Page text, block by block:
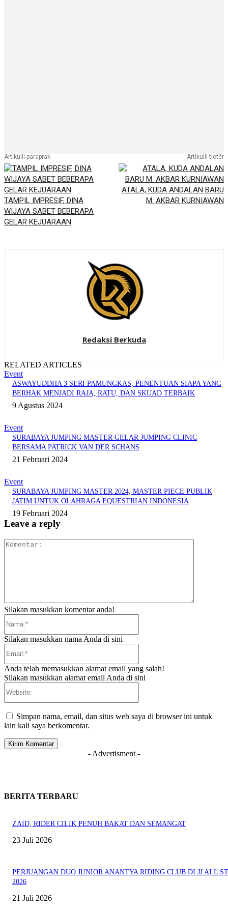
Artikulli paraprak
TAMPIL IMPRESIF, DINA
WIJAYA SABET BEBERAPA
GELAR KEJUARAAN
Artikulli tjetër
ATALA, KUDA ANDALAN BARU
M. AKBAR KURNIAWAN
Redaksi Berkuda
RELATED ARTICLES
Event
ASWAYUDDHA 3 SERI PAMUNGKAS, PENENTUAN SIAPA YANG
BERHAK MENJADI RAJA, RATU, DAN SKUAD TERBAIK
9 Agustus 2024
Event
SURABAYA JUMPING MASTER GELAR JUMPING CLINIC
BERSAMA PATRICK VAN DER SCHANS
21 Februari 2024
Event
SURABAYA JUMPING MASTER 2024, MASTER PIECE PUBLIK
JATIM UNTUK OLAHRAGA EQUESTRIAN INDONESIA
19 Februari 2024
Leave a reply
Silakan masukkan komentar anda!
Silakan masukkan nama Anda di sini
Anda telah memasukkan alamat email yang salah!
Silakan masukkan alamat email Anda di sini
Simpan nama, email, dan situs web saya di browser ini untuk
lain kali saya berkomentar.
- Advertisment -
BERITA TERBARU
ZAID, RIDER CILIK PENUH BAKAT DAN SEMANGAT
23 Juli 2026
PERJUANGAN DUO JUNIOR ANANTYA RIDING CLUB DI JJ ALL
2026
21 Juli 2026